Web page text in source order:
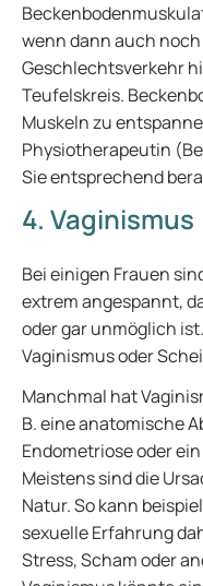
wenn dann auch
Geschlechtsverkehr
Teufelskreis.
Muskeln zu
Physiotherapeutin
Sie entsprechend
4. Vaginismus
Bei einigen Frauen
extrem angespannt,
oder gar unmöglich
Vaginismus oder
Manchmal hat
B. eine anatomische
Endometriose oder
Meistens sind die
Natur. So kann
sexuelle Erfahrung
Stress, Scham oder